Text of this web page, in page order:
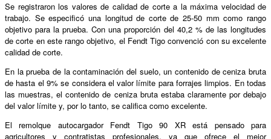
Se registraron los valores de calidad de corte a la máxima velocidad de
trabajo. Se especificó una longitud de corte de 25-50 mm como rango
objetivo para la prueba. Con una proporción del 40,2 % de las longitudes
de corte en este rango objetivo, el Fendt Tigo convenció con su excelente
calidad de corte.
En la prueba de la contaminación del suelo, un contenido de ceniza bruta
de hasta el 9% se considera el valor límite para forrajes limpios. En todas
las muestras, el contenido de ceniza bruta estaba claramente por debajo
del valor límite y, por lo tanto, se califica como excelente.
El remolque autocargador Fendt Tigo 90 XR está pensado para
agricultores y contratistas profesionales, ya que ofrece el mejor